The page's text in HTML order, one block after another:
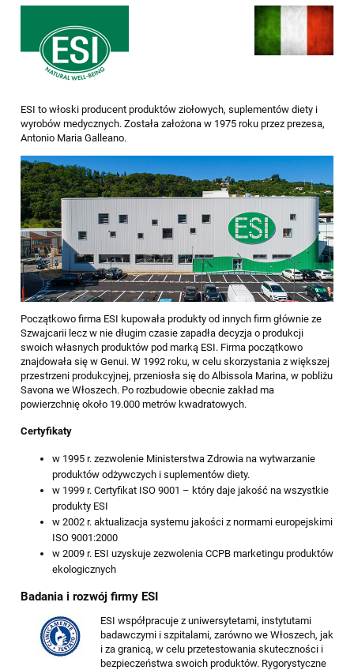
ESI to włoski producent produktów ziołowych, suplementów diety i
wyrobów medycznych. Została założona w 1975 roku przez prezesa,
Antonio Maria Galleano.
Początkowo firma ESI kupowała produkty od innych firm głównie ze
Szwajcarii lecz w nie długim czasie zapadła decyzja o produkcji
swoich własnych produktów pod marką ESI. Firma początkowo
znajdowała się w Genui. W 1992 roku, w celu skorzystania z większej
przestrzeni produkcyjnej, przeniosła się do Albissola Marina, w pobliżu
Savona we Włoszech. Po rozbudowie obecnie zakład ma
powierzchnię około 19.000 metrów kwadratowych.
Certyfikaty
w 1995 r. zezwolenie Ministerstwa Zdrowia na wytwarzanie
produktów odżywczych i suplementów diety.
w 1999 r. Certyfikat ISO 9001 – który daje jakość na wszystkie
produkty ESI
w 2002 r. aktualizacja systemu jakości z normami europejskimi
ISO 9001:2000
w 2009 r. ESI uzyskuje zezwolenia CCPB marketingu produktów
ekologicznych
Badania i rozwój firmy ESI
ESI współpracuje z uniwersytetami, instytutami
badawczymi i szpitalami, zarówno we Włoszech, jak
i za granicą, w celu przetestowania skuteczności i
bezpieczeństwa swoich produktów. Rygorystyczne